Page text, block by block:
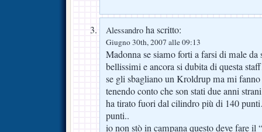
Alessandro ha scritto:
Giugno 30th, 2007 alle 09:13
Madonna se siamo forti a farsi di male da
bellissimi e ancora si dubita di questa
se gli sbagliano un Kroldrup ma mi
tenendo conto che son stati due anni
ha tirato fuori dal cilindro più di 140
punti..
io non stò in campana questo deve fare il